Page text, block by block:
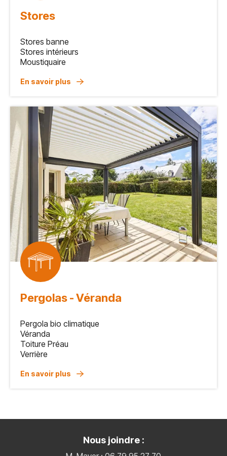
Stores
Stores banne
Stores intérieurs
Moustiquaire
En savoir plus
Pergolas - Véranda
Pergola bio climatique
Véranda
Toiture Préau
Verrière
En savoir plus
Nous joindre :